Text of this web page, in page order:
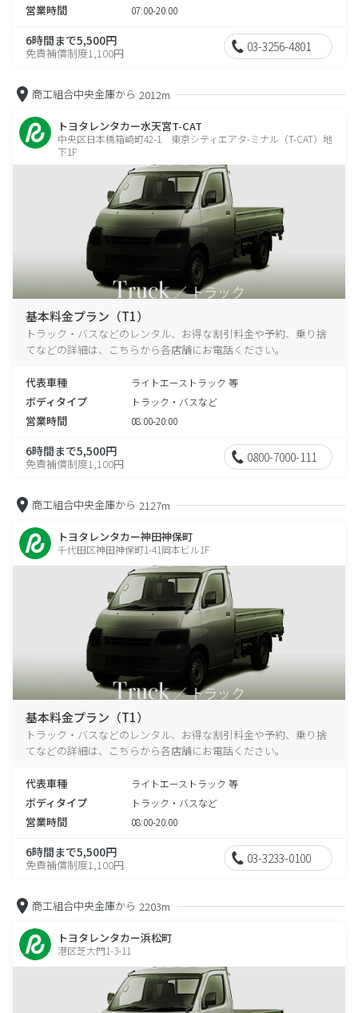
営業時間 07:00-20:00
6時間まで5,500円
免責補償制度1,100円 03-3256-4801
商工組合中央金庫から 2012m
トヨタレンタカー水天宮T-CAT
中央区日本橋箱崎町42-1 東京シティエアタ-ミナル（T-CAT）地
下1F
基本料金プラン（T1）
トラック・バスなどのレンタル、お得な割引料金や予約、乗り捨
てなどの詳細は、こちらから各店舗にお電話ください。
代表車種 ライトエーストラック 等
ボディタイプ トラック・バスなど
営業時間 08:00-20:00
6時間まで5,500円
免責補償制度1,100円 0800-7000-111
商工組合中央金庫から 2127m
トヨタレンタカー神田神保町
千代田区神田神保町1-41岡本ビル1F
基本料金プラン（T1）
トラック・バスなどのレンタル、お得な割引料金や予約、乗り捨
てなどの詳細は、こちらから各店舗にお電話ください。
代表車種 ライトエーストラック 等
ボディタイプ トラック・バスなど
営業時間 08:00-20:00
6時間まで5,500円
免責補償制度1,100円 03-3233-0100
商工組合中央金庫から 2203m
トヨタレンタカー浜松町
港区芝大門1-3-11